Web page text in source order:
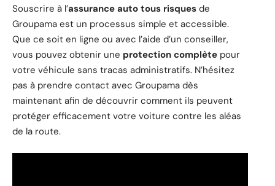
Souscrire à l’assurance auto tous risques de
Groupama est un processus simple et accessible.
Que ce soit en ligne ou avec l’aide d’un conseiller,
vous pouvez obtenir une protection complète pour
votre véhicule sans tracas administratifs. N’hésitez
pas à prendre contact avec Groupama dès
maintenant afin de découvrir comment ils peuvent
protéger efficacement votre voiture contre les aléas
de la route.